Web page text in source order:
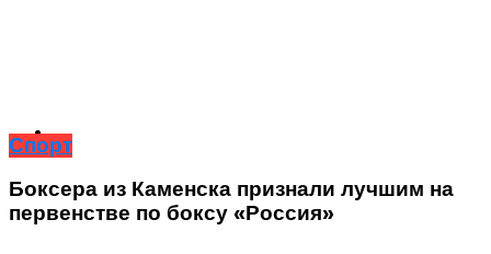
Спорт
Боксера из Каменска признали лучшим на
первенстве по боксу «Россия»